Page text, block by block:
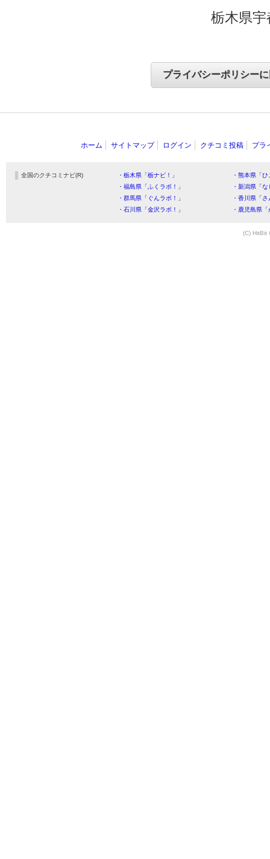
栃木県
ホーム サイトマップ ログイン クチコミ投稿 プラ
全国のクチコミナビ(R) ・栃木県「栃ナビ！」
・熊本県「
・福島県「ふくラボ！」
・新潟県「
・群馬県「ぐんラボ！」
・香川県「
・石川県「金沢ラボ！」
・鹿児島県
(C) HitBit